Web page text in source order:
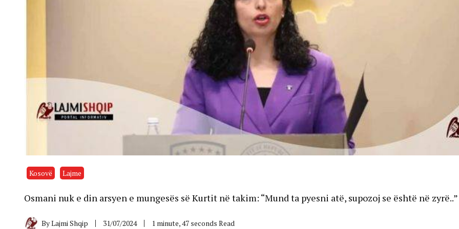
Kosovë Lajme
Osmani nuk e din arsyen e mungesës së Kurtit në takim: “Mund ta pyesni atë, supozoj se është në zyrë..”
ByLajmi Shqip 31/07/2024 1 minute, 47 seconds Read